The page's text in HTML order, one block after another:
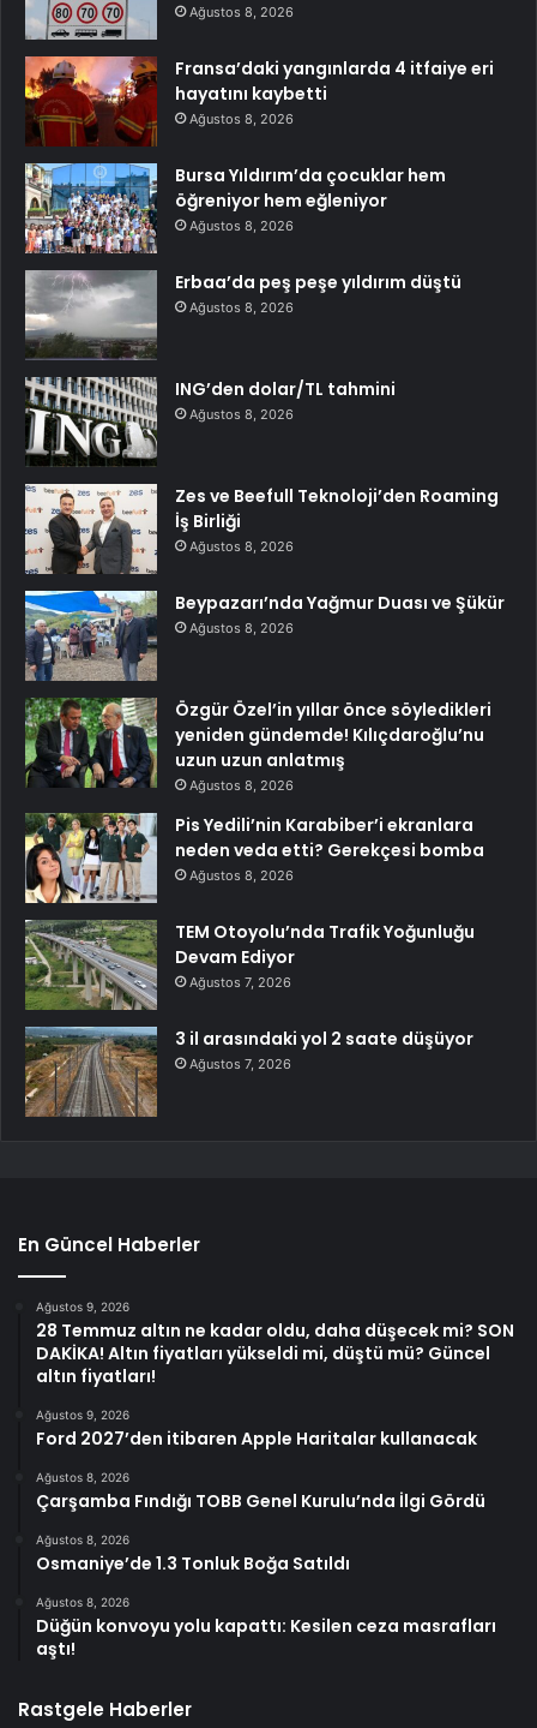
Ağustos 8, 2026
Fransa’daki yangınlarda 4 itfaiye eri
hayatını kaybetti
Ağustos 8, 2026
Bursa Yıldırım’da çocuklar hem
öğreniyor hem eğleniyor
Ağustos 8, 2026
Erbaa’da peş peşe yıldırım düştü
Ağustos 8, 2026
ING’den dolar/TL tahmini
Ağustos 8, 2026
Zes ve Beefull Teknoloji’den Roaming
İş Birliği
Ağustos 8, 2026
Beypazarı’nda Yağmur Duası ve Şükür
Ağustos 8, 2026
Özgür Özel’in yıllar önce söyledikleri
yeniden gündemde! Kılıçdaroğlu’nu
uzun uzun anlatmış
Ağustos 8, 2026
Pis Yedili’nin Karabiber’i ekranlara
neden veda etti? Gerekçesi bomba
Ağustos 8, 2026
TEM Otoyolu’nda Trafik Yoğunluğu
Devam Ediyor
Ağustos 7, 2026
3 il arasındaki yol 2 saate düşüyor
Ağustos 7, 2026
En Güncel Haberler
Ağustos 9, 2026
28 Temmuz altın ne kadar oldu, daha düşecek mi? SON
DAKİKA! Altın fiyatları yükseldi mi, düştü mü? Güncel
altın fiyatları!
Ağustos 9, 2026
Ford 2027’den itibaren Apple Haritalar kullanacak
Ağustos 8, 2026
Çarşamba Fındığı TOBB Genel Kurulu’nda İlgi Gördü
Ağustos 8, 2026
Osmaniye’de 1.3 Tonluk Boğa Satıldı
Ağustos 8, 2026
Düğün konvoyu yolu kapattı: Kesilen ceza masrafları
aştı!
Rastgele Haberler